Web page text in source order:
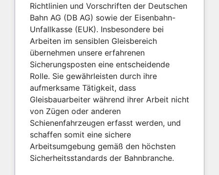
Richtlinien und Vorschriften der Deutschen
Bahn AG (DB AG) sowie der Eisenbahn-
Unfallkasse (EUK). Insbesondere bei
Arbeiten im sensiblen Gleisbereich
übernehmen unsere erfahrenen
Sicherungsposten eine entscheidende
Rolle. Sie gewährleisten durch ihre
aufmerksame Tätigkeit, dass
Gleisbauarbeiter während ihrer Arbeit nicht
von Zügen oder anderen
Schienenfahrzeugen erfasst werden, und
schaffen somit eine sichere
Arbeitsumgebung gemäß den höchsten
Sicherheitsstandards der Bahnbranche.